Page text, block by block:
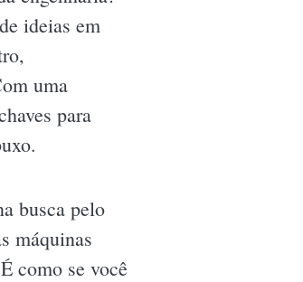
ideias em
uma
para
busca pelo
máquinas
como se você